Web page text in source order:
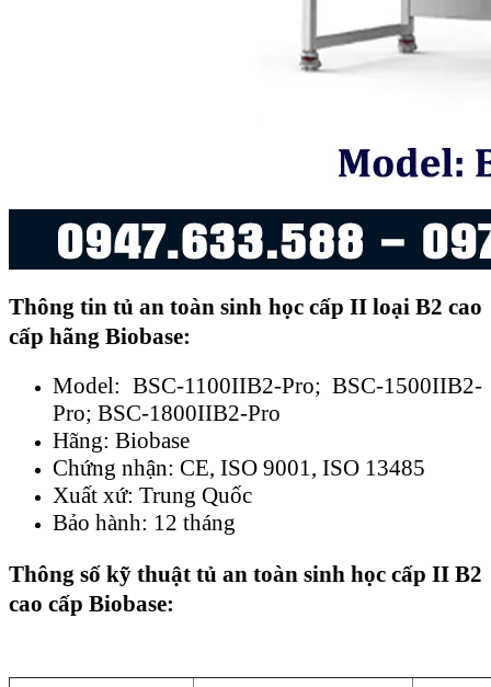
Thông tin tủ an toàn sinh học cấp II loại B2 cao
cấp hãng Biobase:
Model: BSC-1100IIB2-Pro; BSC-1500IIB2-
Pro; BSC-1800IIB2-Pro
Hãng: Biobase
Chứng nhận: CE, ISO 9001, ISO 13485
Xuất xứ: Trung Quốc
Bảo hành: 12 tháng
Thông số kỹ thuật tủ an toàn sinh học cấp II B2
cao cấp Biobase: